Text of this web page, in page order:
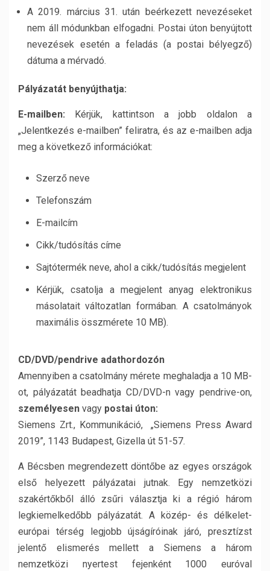
A 2019. március 31. után beérkezett nevezéseket
nem áll módunkban elfogadni. Postai úton benyújtott
nevezések esetén a feladás (a postai bélyegző)
dátuma a mérvadó.
Pályázatát benyújthatja:
E-mailben: Kérjük, kattintson a jobb oldalon a
„Jelentkezés e-mailben” feliratra, és az e-mailben adja
meg a következő információkat:
Szerző neve
Telefonszám
E-mailcím
Cikk/tudósítás címe
Sajtótermék neve, ahol a cikk/tudósítás megjelent
Kérjük, csatolja a megjelent anyag elektronikus
másolatait változatlan formában. A csatolmányok
maximális összmérete 10 MB).
CD/DVD/pendrive adathordozón
Amennyiben a csatolmány mérete meghaladja a 10 MB-
ot, pályázatát beadhatja CD/DVD-n vagy pendrive-on,
személyesen vagy postai úton:
Siemens Zrt., Kommunikáció, „Siemens Press Award
2019”, 1143 Budapest, Gizella út 51-57.
A Bécsben megrendezett döntőbe az egyes országok
első helyezett pályázatai jutnak. Egy nemzetközi
szakértőkből álló zsűri választja ki a régió három
legkiemelkedőbb pályázatát. A közép- és délkelet-
európai térség legjobb újságíróinak járó, presztízst
jelentő elismerés mellett a Siemens a három
nemzetközi nyertest fejenként 1000 euróval